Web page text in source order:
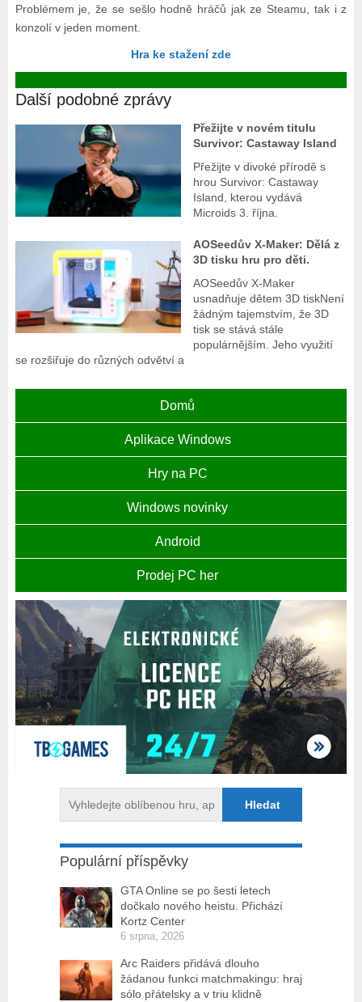
Problémem je, že se sešlo hodně hráčů jak ze Steamu, tak i z
konzolí v jeden moment.
Hra ke stažení zde
Další podobné zprávy
Přežijte v novém titulu
Survivor: Castaway Island
Přežijte v divoké přírodě s
hrou Survivor: Castaway
Island, kterou vydává
Microids 3. října.
AOSeedův X-Maker: Dělá z
3D tisku hru pro děti.
AOSeedův X-Maker
usnadňuje dětem 3D tiskNení
žádným tajemstvím, že 3D
tisk se stává stále
populárnějším. Jeho využití
se rozšiřuje do různých odvětví a
Domů
Aplikace Windows
Hry na PC
Windows novinky
Android
Prodej PC her
Populární příspěvky
GTA Online se po šesti letech
dočkalo nového heistu. Přichází
Kortz Center
6 srpna, 2026
Arc Raiders přidává dlouho
žádanou funkci matchmakingu: hraj
sólo přátelsky a v triu klidně